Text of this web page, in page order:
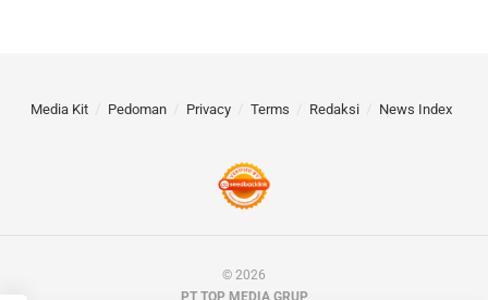
Media Kit Pedoman Privacy Terms Redaksi News Index
© 2026
PT TOP MEDIA GRUP